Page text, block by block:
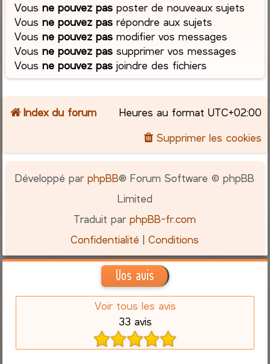
Vousne pouvez pas poster de nouveaux sujets
Vousne pouvez pas répondre aux sujets
Vousne pouvez pas modifier vos messages
Vousne pouvez pas supprimer vos messages
Vousne pouvez pas joindre des fichiers
Index du forum Heures au format UTC+02:00
Supprimer les cookies
Développé parphpBB® Forum Software © phpBB
Limited
Traduit parphpBB-fr.com
Confidentialité |Conditions
Vos avis
Voir tous les avis
33 avis